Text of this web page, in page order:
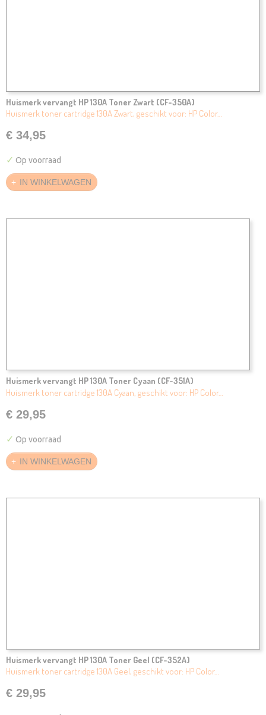
Huismerk vervangt HP 130A Toner Zwart (CF-350A)
Huismerk toner cartridge 130A Zwart, geschikt voor: HP Color…
€ 34,95
✓ Op voorraad
IN WINKELWAGEN
Huismerk vervangt HP 130A Toner Cyaan (CF-351A)
Huismerk toner cartridge 130A Cyaan, geschikt voor: HP Color…
€ 29,95
✓ Op voorraad
IN WINKELWAGEN
Huismerk vervangt HP 130A Toner Geel (CF-352A)
Huismerk toner cartridge 130A Geel, geschikt voor: HP Color…
€ 29,95